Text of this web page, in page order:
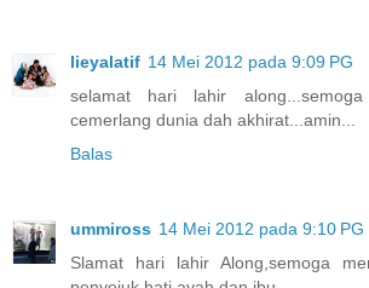
lieyalatif 14 Mei 2012 pada 9:09 PG
selamat hari lahir
cemerlang dunia dah akhirat...amin...
Balas
ummiross 14 Mei 2012 pada 9:10 PG
Slamat hari lahir Along,semoga